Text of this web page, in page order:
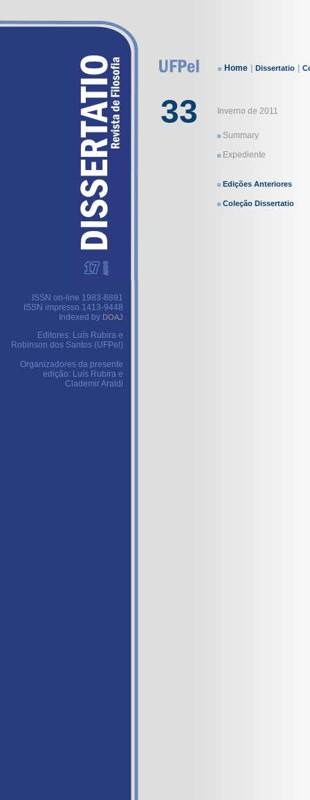
ISSN on-line 1983-8891
ISSN impresso 1413-9448
Indexed by DOAJ
Editores: Luís Rubira e
Robinson dos Santos (UFPel)
Organizadores da presente
edição: Luís Rubira e
Clademir Araldi
Home Dissertatio
33 Inverno de 2011
Summary
Expediente
Edições Anteriores
Coleção Dissertatio